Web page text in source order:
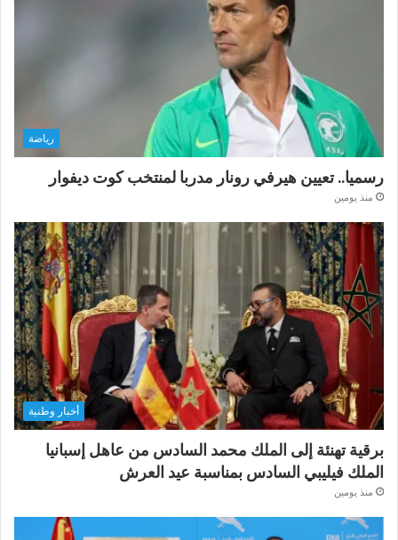
رياضة
رسميا.. تعيين هيرفي رونار مدربا لمنتخب كوت ديفوار
منذ يومين
أخبار وطنية
برقية تهنئة إلى الملك محمد السادس من عاهل إسبانيا
الملك فيليبي السادس بمناسبة عيد العرش
منذ يومين